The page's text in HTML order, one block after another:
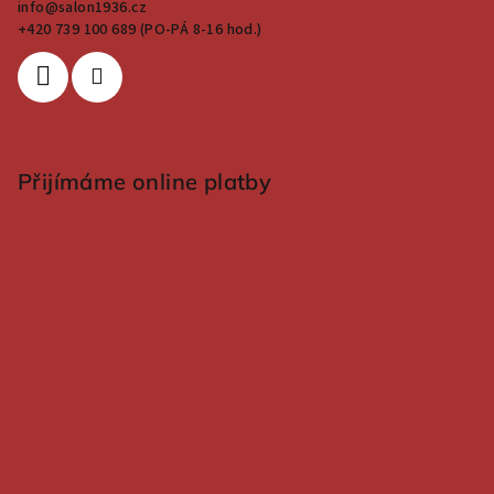
info@salon1936.cz
+420 739 100 689 (PO-PÁ 8-16 hod.)
Přijímáme online platby